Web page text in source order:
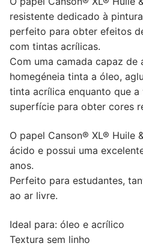
resistente dedicado à
perfeito para obter efeitos
com tintas acrílicas.
Com uma camada capaz de
homegéneia tinta a óleo,
tinta acrílica enquanto que a
superfície para obter cores
O papel Canson® XL® Huile
ácido e possui uma
anos.
Perfeito para estudantes,
ao ar livre.
Ideal para: óleo e acrílico
Textura sem linho